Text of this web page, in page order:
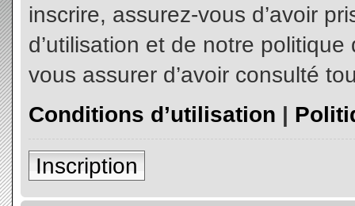
inscrire, assurez-vous d’avoir
d’utilisation et de notre
vous assurer d’avoir consulté
Conditions d’utilisation |
Inscription